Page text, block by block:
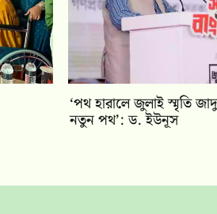
‘পথ হারালে জুলাই স্মৃতি
নতুন পথ’: ড. ইউনূস